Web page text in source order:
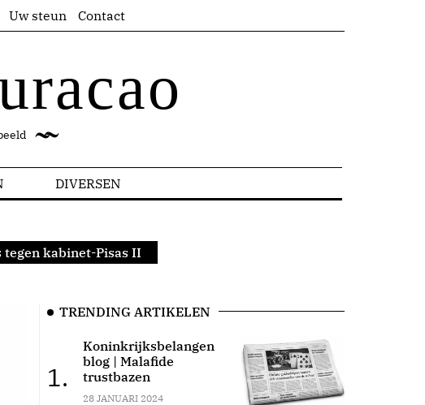
Uw steun Contact
DIVERSEN
kabinet-Pisas II
TRENDING ARTIKELEN
1.
Koninkrijksbelangen
blog | Malafide
trustbazen
28 JANUARI 2024